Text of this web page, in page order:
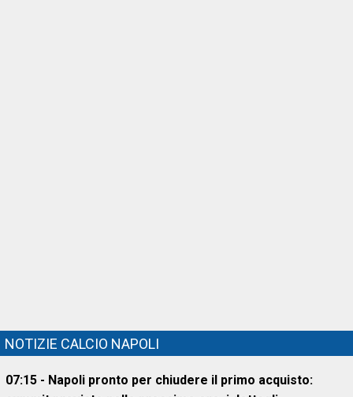
NOTIZIE CALCIO NAPOLI
07:15 - Napoli pronto per chiudere il primo acquisto: